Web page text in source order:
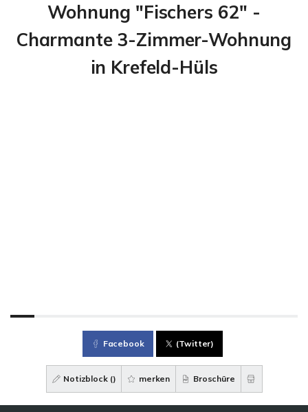
Wohnung "Fischers 62" -
Charmante 3-Zimmer-Wohnung
in Krefeld-Hüls
Facebook (Twitter)
Notizblock () merken Broschüre